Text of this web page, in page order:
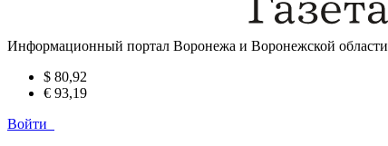
Информационный портал Воронежа и Воронежской области
$ 80,92
€ 93,19
Войти